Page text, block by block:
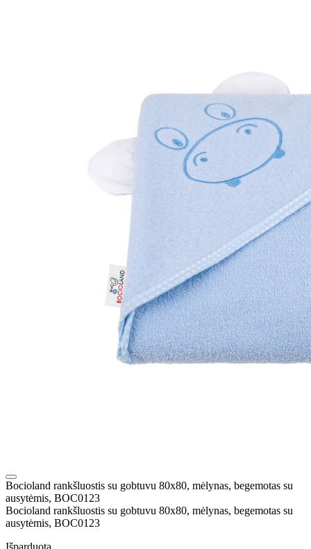
Bocioland rankšluostis su gobtuvu 80x80, mėlynas, begemotas su
ausytėmis, BOC0123
Bocioland rankšluostis su gobtuvu 80x80, mėlynas, begemotas su
ausytėmis, BOC0123
Išparduota